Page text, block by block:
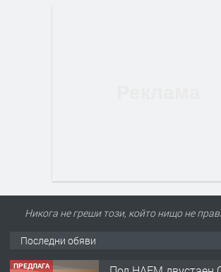
Никога не греши този, който нищо не
Последни обяви
ПРЕДЛАГА